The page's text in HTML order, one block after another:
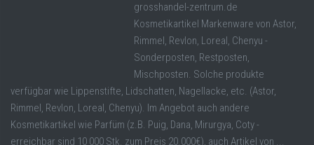
grosshandel-zentrum.de
Kosmetikartikel Markenware von Astor,
Rimmel, Revlon, Loreal, Chenyu -
Sonderposten, Restposten,
Mischposten. Solche produkte
verfügbar wie Lippenstifte, Lidschatten, Nagellacke, etc. (Astor,
Rimmel, Revlon, Loreal, Chenyu). Im Angebot auch andere
Kosmetikartikel wie Parfüm (z.B. Puig, Dana, Mirurgya, Coty -
erreichbar sind 10 000 Stk. zum Preis 20.000€), auch Artikel von ...